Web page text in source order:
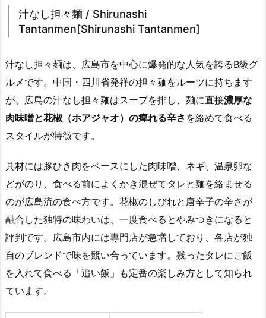
汁なし担々麺 / Shirunashi
Tantanmen[Shirunashi Tantanmen]
汁なし担々麺は、広島市を中心に爆発的な人気を誇るB級グ
ルメです。中国・四川省発祥の担々麺をルーツに持ちます
が、広島の汁なし担々麺はスープを排し、麺に直接濃厚な
肉味噌と花椒（ホアジャオ）の痺れる辛さ を絡めて食べる
スタイルが特徴です。
具材には豚ひき肉をベースにした肉味噌、ネギ、温泉卵な
どがのり、食べる前によくかき混ぜてタレと麺を絡ませる
のが広島流の食べ方です。花椒のしびれと唐辛子の辛さが
融合した独特の味わいは、一度食べるとやみつきになると
評判です。広島市内には専門店が急増しており、各店が独
自のブレンドで味を競い合っています。残ったタレにご飯
を入れて食べる「追い飯」も定番の楽しみ方として知られ
ています。